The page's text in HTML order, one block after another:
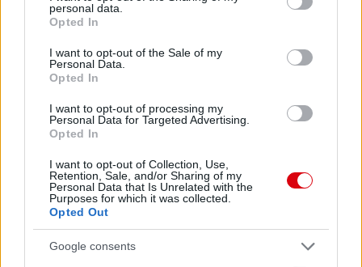
grant or deny consent to Google and its third-party tags to
use your data for below specified purposes in below Google
consent section.
personal data.
Opted In
I want to opt-out of the Sale of my
Personal Data.
Opted In
I want to opt-out of processing my
Personal Data for Targeted Advertising.
Opted In
I want to opt-out of Collection, Use,
Retention, Sale, and/or Sharing of my
Personal Data that Is Unrelated with the
Purposes for which it was collected.
Opted Out
Google consents